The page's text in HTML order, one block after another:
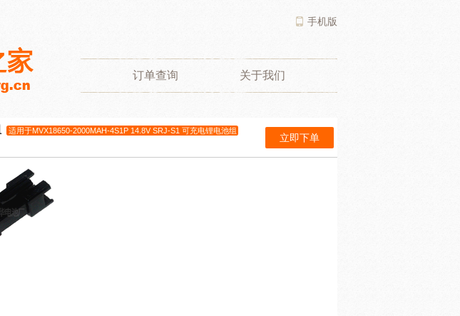
手机版
订单查询 关于我们
立即下单
适用于MVX18650-2000MAH-4S1P 14.8V SRJ-S1 可充电锂电池组